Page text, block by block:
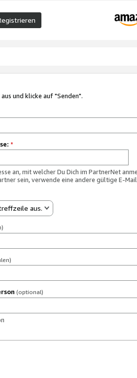
und klicke auf "Senden".
*
an, mit welcher Du Dich im PartnerNet
sein, verwende eine andere gültige E-
aus.
(optional)